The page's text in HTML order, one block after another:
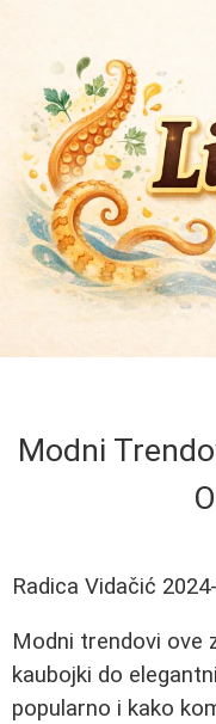
Modni
Radica Vidačić
Modni trendovi ove
kaubojki do
popularno i kako